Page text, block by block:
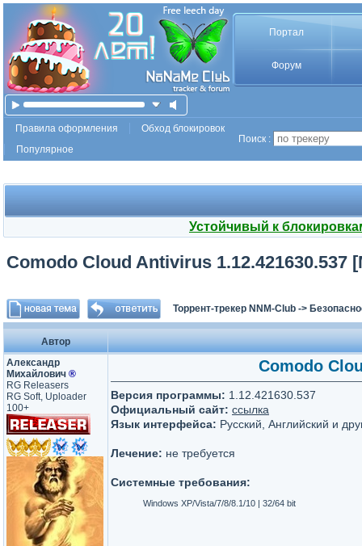
Портал
Форум
Правила оформления
Обход блокировок
Популярное
Поиск :
Устойчивый к
Comodo Cloud Antivirus 1.12.421630.537
Торрент-трекер NNM-Club ->
Автор
Александр
Михайлович ®
RG Releasers
RG Soft, Uploader
100+
Comodo
Версия программы: 1.12.421630.537
Официальный сайт: ссылка
Язык интерфейса: Русский, Английский и
Лечение: не требуется
Системные требования:
Windows XP/Vista/7/8/8.1/10 | 32/64 bit